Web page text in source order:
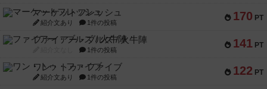
170 PT
マーケットフレッシュ
紹介文あり 1件の投稿
141 PT
ファイアー・ブルズ / 火牛陣
1件の投稿
122 PT
ワン・トゥ・ファイブ
紹介文あり 1件の投稿